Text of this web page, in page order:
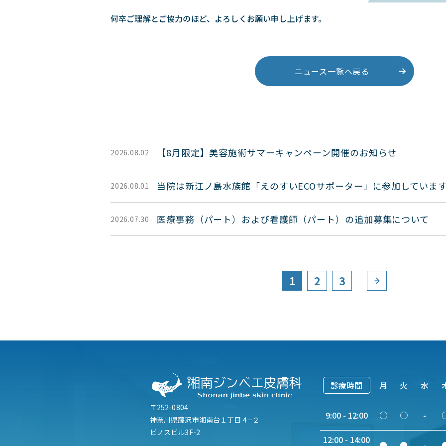
何卒ご理解とご協力のほど、よろしくお願い申し上げます。
ニュース一覧へ戻る
2026.08.02 【8月限定】美容施術サマーキャンペーン開催のお知らせ
2026.08.01 当院は新江ノ島水族館「えのすいECOサポーター」に参加していま
2026.07.30 医療事務（パート）および看護師（パート）の追加募集について
1 2 3
〒252-0804
神奈川県藤沢市湘南台１丁目４−２
ピノスビル3F-2
診療時間 月 火 水
9:00 - 12:00 ○ ○ -
12:00 - 14:00